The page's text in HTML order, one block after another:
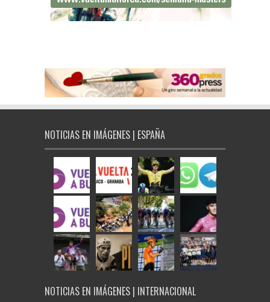
NOTICIAS EN IMÁGENES | ESPAÑA
NOTICIAS EN IMÁGENES | INTERNACIONAL